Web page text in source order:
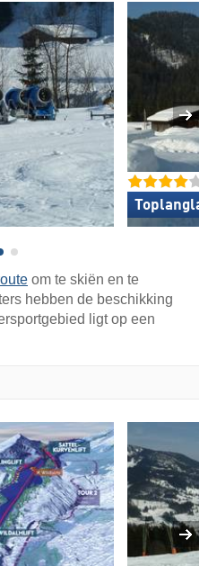
om te skiën en te
hebben de beschikking
ligt op een